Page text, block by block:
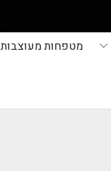
מטפחות מעוצבות